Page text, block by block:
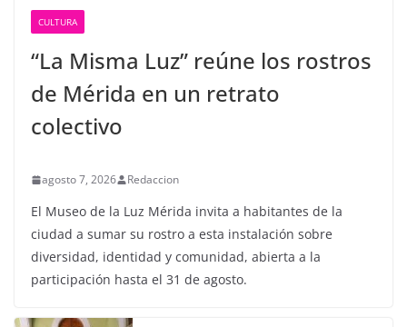
CULTURA
“La Misma Luz” reúne los rostros
de Mérida en un retrato
colectivo
agosto 7, 2026 Redaccion
El Museo de la Luz Mérida invita a habitantes de la
ciudad a sumar su rostro a esta instalación sobre
diversidad, identidad y comunidad, abierta a la
participación hasta el 31 de agosto.